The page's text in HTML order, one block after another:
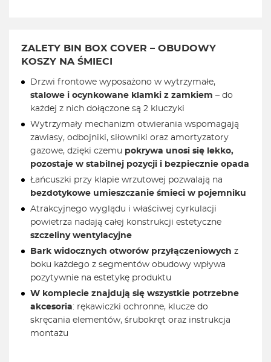
ZALETY BIN BOX COVER – OBUDOWY
KOSZY NA ŚMIECI
Drzwi frontowe wyposażono w wytrzymałe,
stalowe i ocynkowane klamki z zamkiem – do
każdej z nich dołączone są 2 kluczyki
Wytrzymały mechanizm otwierania wspomagają
zawiasy, odbojniki, siłowniki oraz amortyzatory
gazowe, dzięki czemu pokrywa unosi się lekko,
pozostaje w stabilnej pozycji i bezpiecznie opada
Łańcuszki przy klapie wrzutowej pozwalają na
bezdotykowe umieszczanie śmieci w pojemniku
Atrakcyjnego wyglądu i właściwej cyrkulacji
powietrza nadają całej konstrukcji estetyczne
szczeliny wentylacyjne
Bark widocznych otworów przyłączeniowych z
boku każdego z segmentów obudowy wpływa
pozytywnie na estetykę produktu
W komplecie znajdują się wszystkie potrzebne
akcesoria: rękawiczki ochronne, klucze do
skręcania elementów, śrubokręt oraz instrukcja
montażu